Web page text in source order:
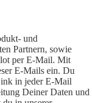
und
Partnern, sowie
per E-Mail. Mit
E-Mails ein. Du
in jeder E-Mail
Deiner Daten und